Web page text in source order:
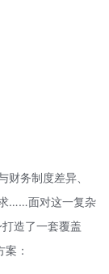
务制度差异、
……面对这一复杂
造了一套覆盖
：